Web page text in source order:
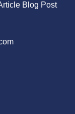
Blog Post